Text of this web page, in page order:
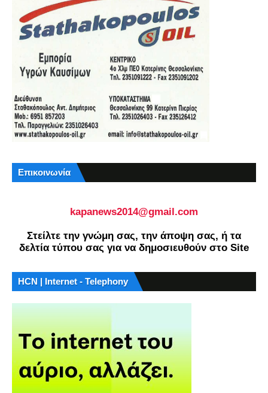
Επικοινωνία
kapanews2014@gmail.com
Στείλτε την γνώμη σας, την άποψη σας, ή τα
δελτία τύπου σας για να δημοσιευθούν στο Site
HCN | Internet - Telephony